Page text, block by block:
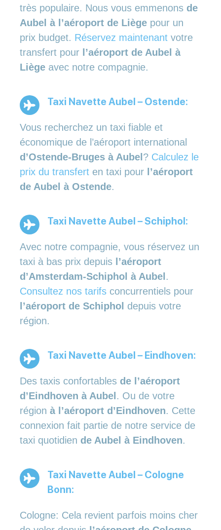
très populaire. Nous vous emmenons de
Aubel à l’aéroport de Liège pour un
prix budget. Réservez maintenant votre
transfert pour l’aéroport de Aubel à
Liège avec notre compagnie.
Taxi Navette Aubel – Ostende:
Vous recherchez un taxi fiable et
économique de l’aéroport international
d’Ostende-Bruges à Aubel ? Calculez le
prix du transfert en taxi pour l’aéroport
de Aubel à Ostende.
Taxi Navette Aubel – Schiphol:
Avec notre compagnie, vous réservez un
taxi à bas prix depuis l’aéroport
d’Amsterdam-Schiphol à Aubel .
Consultez nos tarifs concurrentiels pour
l’aéroport de Schiphol depuis votre
région.
Taxi Navette Aubel – Eindhoven:
Des taxis confortables de l’aéroport
d’Eindhoven à Aubel . Ou de votre
région à l’aéroport d’Eindhoven. Cette
connexion fait partie de notre service de
taxi quotidien de Aubel à Eindhoven.
Taxi Navette Aubel – Cologne
Bonn:
Cologne: Cela revient parfois moins cher